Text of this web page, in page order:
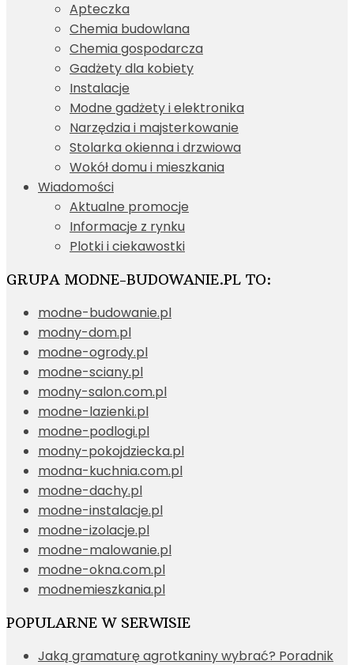
Apteczka
Chemia budowlana
Chemia gospodarcza
Gadżety dla kobiety
Instalacje
Modne gadżety i elektronika
Narzędzia i majsterkowanie
Stolarka okienna i drzwiowa
Wokół domu i mieszkania
Wiadomości
Aktualne promocje
Informacje z rynku
Plotki i ciekawostki
GRUPA MODNE-BUDOWANIE.PL TO:
modne-budowanie.pl
modny-dom.pl
modne-ogrody.pl
modne-sciany.pl
modny-salon.com.pl
modne-lazienki.pl
modne-podlogi.pl
modny-pokojdziecka.pl
modna-kuchnia.com.pl
modne-dachy.pl
modne-instalacje.pl
modne-izolacje.pl
modne-malowanie.pl
modne-okna.com.pl
modnemieszkania.pl
POPULARNE W SERWISIE
Jaką gramaturę agrotkaniny wybrać? Poradnik